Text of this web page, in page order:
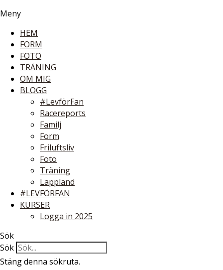
Meny
HEM
FORM
FOTO
TRÄNING
OM MIG
BLOGG
#LevförFan
Racereports
Familj
Form
Friluftsliv
Foto
Träning
Lappland
#LEVFÖRFAN
KURSER
Logga in 2025
Sök
Sök
Stäng denna sökruta.